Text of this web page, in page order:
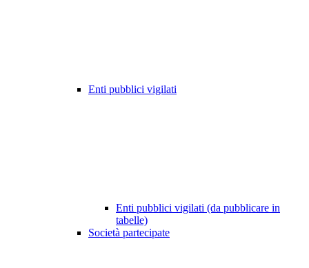
Enti pubblici vigilati
Enti pubblici vigilati (da pubblicare in
tabelle)
Società partecipate